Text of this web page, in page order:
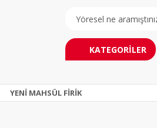
KATEGORİLER
YENİ MAHSÜL FİRİK